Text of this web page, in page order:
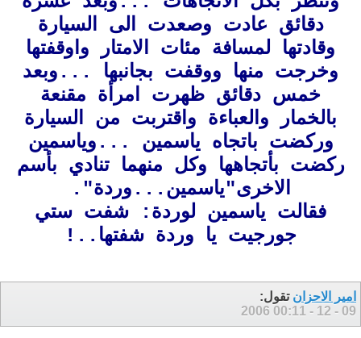
دقائق عادت وصعدت الى السيارة
وقادتها لمسافة مئات الامتار واوقفتها
وخرجت منها ووقفت بجانبها ...وبعد
خمس دقائق ظهرت امرأة مقنعة
بالخمار والعباءة واقتربت من السيارة
وركضت باتجاه ياسمين ...وياسمين
ركضت بأتجاهها وكل منهما تنادي بأسم
الاخرى"ياسمين...وردة".
فقالت ياسمين لوردة: شفت ستي
جورجيت يا وردة شفتها..!
امير الاحزان تقول:
09 - 12 - 2006
00:11